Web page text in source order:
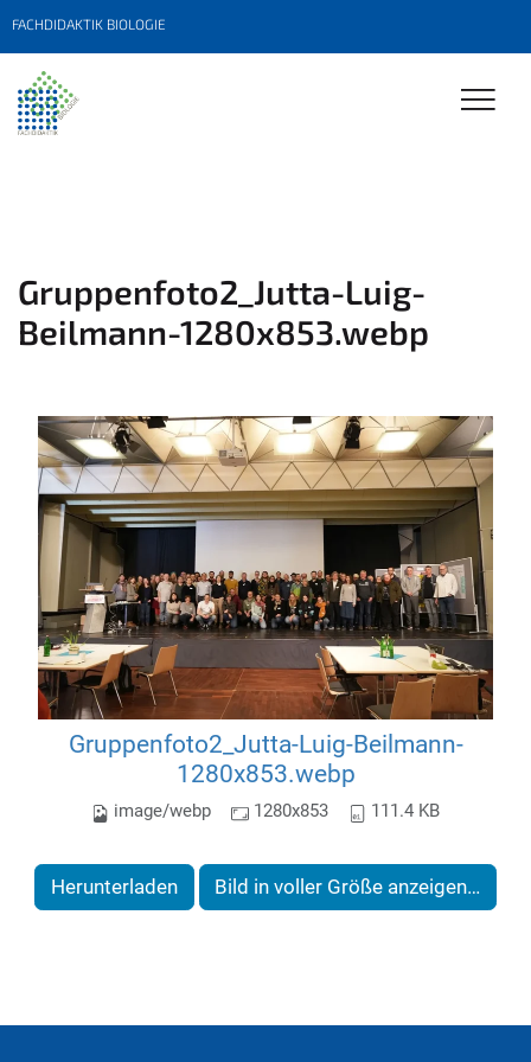
FACHDIDAKTIK BIOLOGIE
Gruppenfoto2_Jutta-Luig-
Beilmann-1280x853.webp
Gruppenfoto2_Jutta-Luig-Beilmann-
1280x853.webp
image/webp 1280x853 111.4 KB
Herunterladen Bild in voller Größe anzeigen…